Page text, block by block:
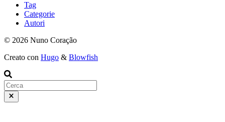
Tag
Categorie
Autori
© 2026 Nuno Coração
Creato con Hugo & Blowfish